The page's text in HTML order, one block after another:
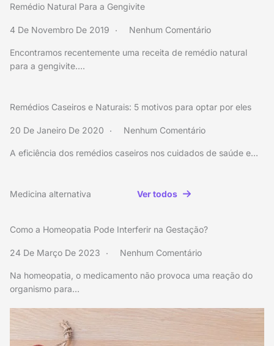
Remédio Natural Para a Gengivite
4 De Novembro De 2019 Nenhum Comentário
Encontramos recentemente uma receita de remédio natural
para a gengivite….
Remédios Caseiros e Naturais: 5 motivos para optar por eles
20 De Janeiro De 2020 Nenhum Comentário
A eficiência dos remédios caseiros nos cuidados de saúde e…
Medicina alternativa Ver todos
Como a Homeopatia Pode Interferir na Gestação?
24 De Março De 2023 Nenhum Comentário
Na homeopatia, o medicamento não provoca uma reação do
organismo para…